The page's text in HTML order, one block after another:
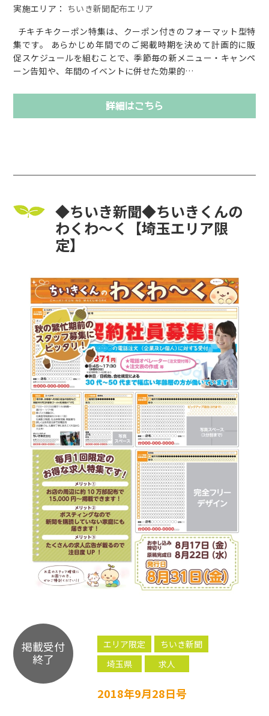
実施エリア： ちいき新聞配布エリア
チキチキクーポン特集は、クーポン付きのフォーマット型特
集です。 あらかじめ年間でのご掲載時期を決めて計画的に販
促スケジュールを組むことで、季節毎の新メニュー・キャンペ
ーン告知や、年間のイベントに併せた効果的…
詳細はこちら
◆ちいき新聞◆ちいきくんの
わくわ～く【埼玉エリア限
定】
掲載受付
終了
エリア限定
ちいき新聞
埼玉県
求人
2018年9月28日号